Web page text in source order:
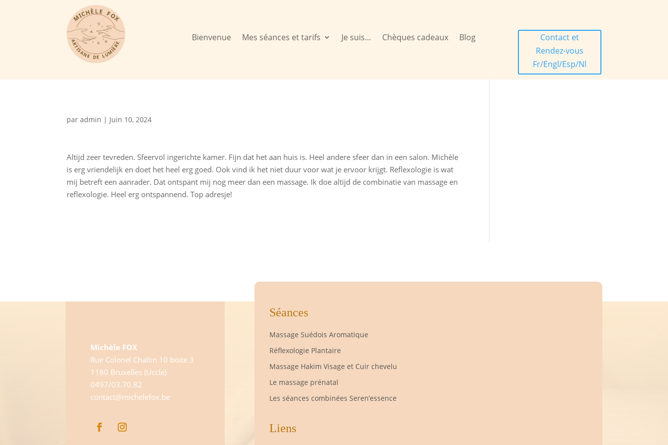
Bienvenue Mes séances et tarifs Je suis… Chèques cadeaux Blog
Contact et
Rendez-vous
Fr/Engl/Esp/Nl
paradmin | Juin 10, 2024
Altijd zeer tevreden. Sfeervol ingerichte kamer. Fijn dat het aan huis is. Heel andere sfeer dan in een salon. Michèle
is erg vriendelijk en doet het heel erg goed. Ook vind ik het niet duur voor wat je ervoor krijgt. Reflexologie is wat
mij betreft een aanrader. Dat ontspant mij nog meer dan een massage. Ik doe altijd de combinatie van massage en
reflexologie. Heel erg ontspannend. Top adresje!
Michèle FOX
Rue Colonel Chaltin 10 boite 3
1180 Bruxelles (Uccle)
0497/03.70.82
contact@michelefox.be
Séances
Massage Suédois Aromatique
Réflexologie Plantaire
Massage Hakim Visage et Cuir chevelu
Le massage prénatal
Les séances combinées Seren’essence
Liens